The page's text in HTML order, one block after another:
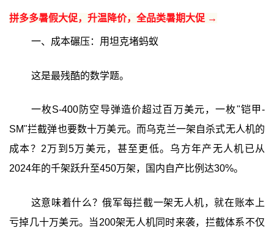
拼多多暑假大促，升温降价，全品类暑期大促 →
一、成本碾压：用坦克堵蚂蚁
这是最残酷的数学题。
一枚S-400防空导弹造价超过百万美元，一枚"铠甲-
SM"拦截弹也要数十万美元。而乌克兰一架自杀式无人机的
成本？2万到5万美元，甚至更低。乌方年产无人机已从
2024年的千架跃升至450万架，国内自产比例达30%。
这意味着什么？俄军每拦截一架无人机，就在账本上
亏掉几十万美元。当200架无人机同时来袭，拦截体系不仅